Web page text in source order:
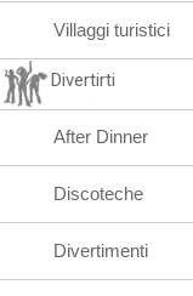
Villaggi turistici
Divertirti
After Dinner
Discoteche
Divertimenti